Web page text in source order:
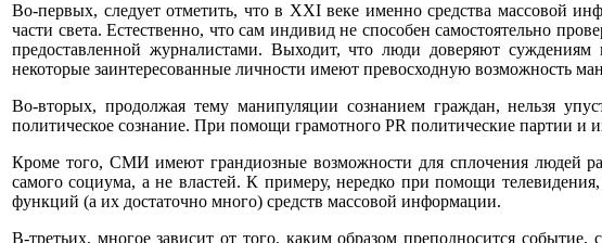
Во-первых, следует отметить, что в XXI веке именно средства массовой
части света. Естественно, что сам индивид не способен самостоятельно
предоставленной журналистами. Выходит, что люди доверяют
некоторые заинтересованные личности имеют превосходную возможность
Во-вторых, продолжая тему манипуляции сознанием граждан, нельзя
политическое сознание. При помощи грамотного PR политические партии и
Кроме того, СМИ имеют грандиозные возможности для сплочения людей
самого социума, а не властей. К примеру, нередко при помощи
функций (а их достаточно много) средств массовой информации.
В-третьих, многое зависит от того, каким образом преподносится